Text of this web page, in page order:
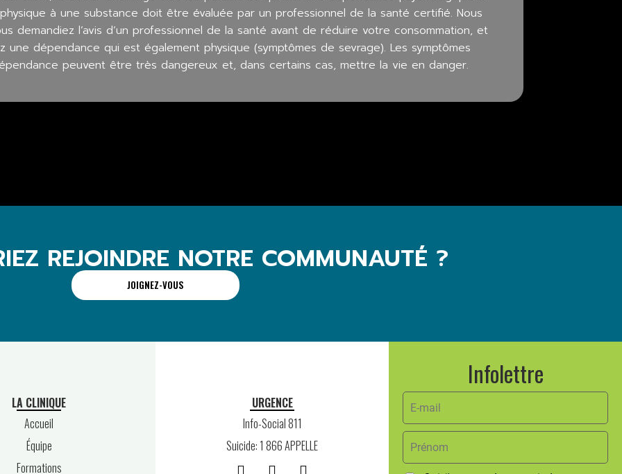
à une substance doit être évaluée par un professionnel de la santé certifié. Nous
demandiez l’avis d’un professionnel de la santé avant de réduire votre consommation, et
une dépendance qui est également physique (symptômes de sevrage). Les symptômes
peuvent être très dangereux et, dans certains cas, mettre la vie en danger.
REJOINDRE NOTRE COMMUNAUTÉ ?
JOIGNEZ-VOUS
LA CLINIQUE
Accueil
Équipe
Formations
URGENCE
Info-Social 811
Suicide: 1 866 APPELLE
Infolettre